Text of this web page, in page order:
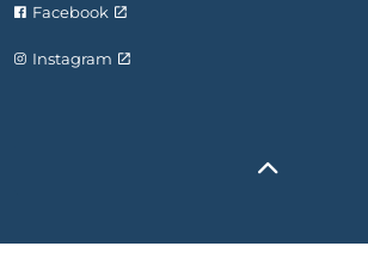
Facebook
Instagram